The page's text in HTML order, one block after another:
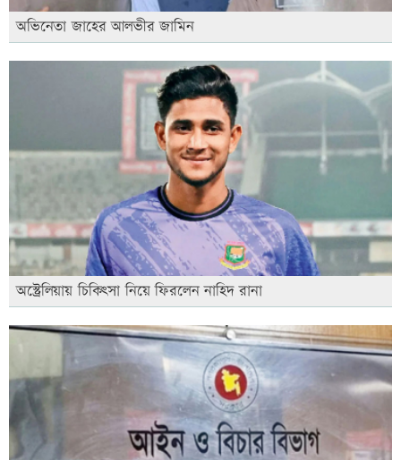
অভিনেতা জাহের আলভীর জামিন
অস্ট্রেলিয়ায় চিকিৎসা নিয়ে ফিরলেন নাহিদ রানা